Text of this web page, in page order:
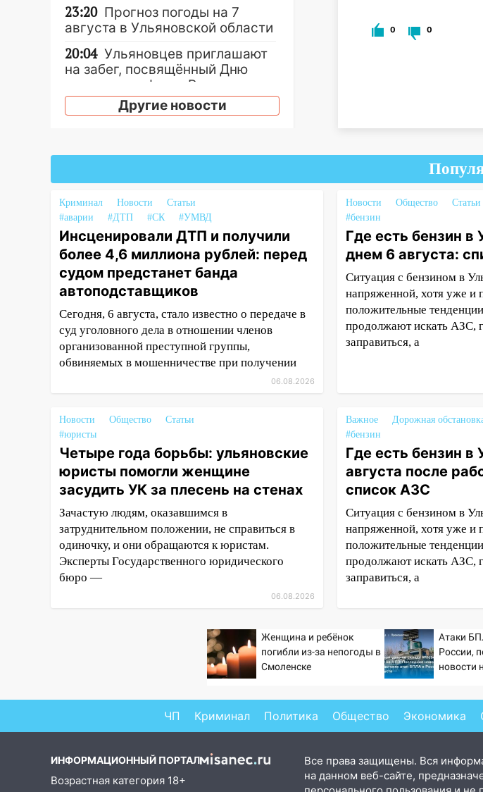
0 0
23:20 Прогноз погоды на 7
августа в Ульяновской области
20:04 Ульяновцев приглашают
на забег, посвящённый Дню
воздушного флота России
19:12 В Ульяновской области
прошлого своего сотрудник
18:02 В Ульяновск едут звезды
баскетбола!
17:08
Ульяновский областной
суд оставил в силе приговор
руководству
«УльяновскФармации» за
махинации на 3,2 млн рублей
16:09 Ветераны легкой
атлетики из Ульяновска
успешно выступили на
Чемпионате России
зерновых и зернобобовых
культур
15:51 Бросила кирпич в жену
брата: в Ульяновской области
завели дело на агрессивную
15:47 На улице Радищева
сбили курьера: крупная авария
в Ульяновске
15:15
В Ульяновске ограничат
движение по улице Ефремова
14:23 67% ульяновцев готовы
передумать увольняться, если
им повысят зарплату
14:01 Инсценировали ДТП и
получили более 4,6 миллиона
Другие новости
Криминал Новости
Статьи
#аварии
#ДТП #СК #УМВД
Инсценировали ДТП и получили
более 4,6 миллиона рублей: перед
судом предстанет банда
автоподставщиков
Сегодня, 6 августа, стало известно о передаче в
суд уголовного дела в отношении членов
организованной преступной группы,
обвиняемых в мошенничестве при получении
06.08.2026
Новости Общество
Статьи
#бензин
Где есть бензин в
днем 6 августа:
Ситуация с бензином в
напряженной, хотя уже и
положительные
продолжают искать АЗС,
заправиться, а
Новости Общество
Статьи
#юристы
Четыре года борьбы: ульяновские
юристы помогли женщине
засудить УК за плесень на стенах
Зачастую людям, оказавшимся в
затруднительном положении, не справиться в
одиночку, и они обращаются к юристам.
Эксперты Государственного юридического
бюро —
06.08.2026
Важное Дорожная
#бензин
Где есть бензин в
августа после
список АЗС
Ситуация с бензином в
напряженной, хотя уже и
положительные
продолжают искать АЗС,
заправиться, а
Женщина и ребёнок
погибли из-за непогоды в
Смоленске
Атаки
России,
новости
ЧП Криминал Политика Общество Экономика
ИНФОРМАЦИОННЫЙ ПОРТАЛ
Возрастная категория 18+
Все права защищены. Вся
на данном веб-сайте,